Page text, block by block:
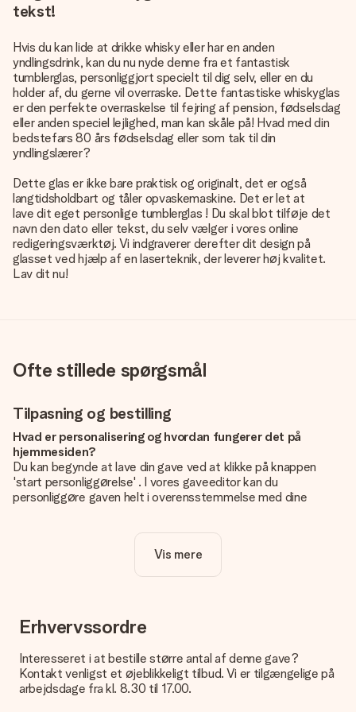
tekst!
Hvis du kan lide at drikke whisky eller har en anden
yndlingsdrink, kan du nu nyde denne fra et fantastisk
tumblerglas, personliggjort specielt til dig selv, eller en du
holder af, du gerne vil overraske. Dette fantastiske whiskyglas
er den perfekte overraskelse til fejring af pension, fødselsdag
eller anden speciel lejlighed, man kan skåle på! Hvad med din
bedstefars 80 års fødselsdag eller som tak til din
yndlingslærer?
Dette glas er ikke bare praktisk og originalt, det er også
langtidsholdbart og tåler opvaskemaskine. Det er let at
lave dit eget personlige tumblerglas ! Du skal blot tilføje det
navn den dato eller tekst, du selv vælger i vores online
redigeringsværktøj. Vi indgraverer derefter dit design på
glasset ved hjælp af en laserteknik, der leverer høj kvalitet.
Lav dit nu!
Ofte stillede spørgsmål
Tilpasning og bestilling
Hvad er personalisering og hvordan fungerer det på
hjemmesiden?
Du kan begynde at lave din gave ved at klikke på knappen
'start personliggørelse' . I vores gaveeditor kan du
personliggøre gaven helt i overensstemmelse med dine
Er personalisering inkluderet i prisen?
Prisen der vises på hjemmesiden omfatter personliggørelse
Hvordan ved jeg, om mit billede har den rigtige kvalitet?
Vi vil være sikre på, at du er helt tilfreds med din gave. Derfor
om kvaliteten af dit billede, kan du kontakte vores
kundeservice og vedlægge dit foto sammen med den gave,
du er interesseret i at bestille. Så kan de tjekke kvaliteten for
Vis mere
Erhvervssordre
Interesseret i at bestille større antal af denne gave?
Kontakt venligst et øjeblikkeligt tilbud. Vi er tilgængelige på
arbejdsdage fra kl. 8.30 til 17.00.